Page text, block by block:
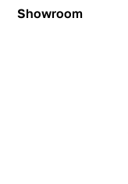
Showroom